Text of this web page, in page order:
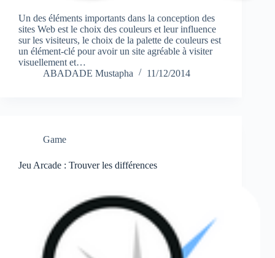
Un des éléments importants dans la conception des
sites Web est le choix des couleurs et leur influence
sur les visiteurs, le choix de la palette de couleurs est
un élément-clé pour avoir un site agréable à visiter
visuellement et…
ABADADE Mustapha
11/12/2014
Game
Jeu Arcade : Trouver les différences